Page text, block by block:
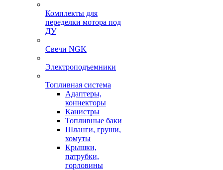
Комплекты для
переделки мотора под
ДУ
Свечи NGK
Электроподъемники
Топливная система
Адаптеры,
коннекторы
Канистры
Топливные баки
Шланги, груши,
хомуты
Крышки,
патрубки,
горловины